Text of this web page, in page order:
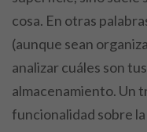
cosa. En otras
(aunque sean
analizar cuáles son
almacenamiento. Un
funcionalidad sobre